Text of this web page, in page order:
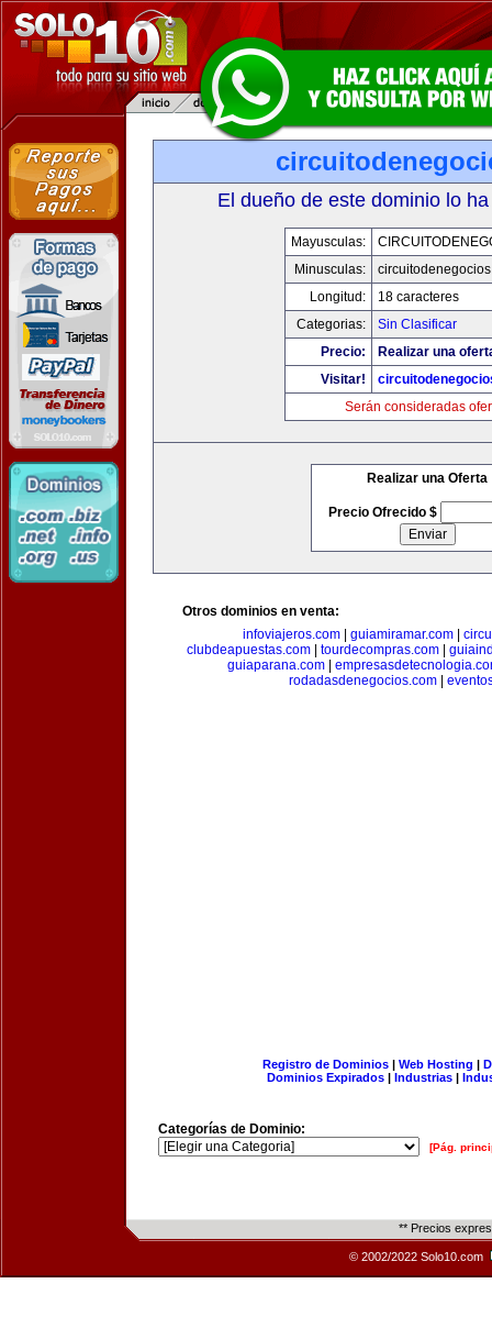
El dueño de este dominio lo
Mayusculas:
Minusculas:
Longitud:
18 caracteres
Categorias:
Sin Clasificar
Precio:
Realizar una
Visitar!
Serán consideradas
Realizar una Oferta
Precio Ofrecido $
Otros dominios en venta:
infoviajeros.com
guiamiramar.com
clubdeapuestas.com| tourdecompras.com|
guiaparana.com|
rodadasdenegocios.com
Registro de Dominios| Web Hosting |
Dominios Expirados | Industrias |
Categorías de Dominio:
[Pág.
** Precios
© 2002/2022 Solo10.com